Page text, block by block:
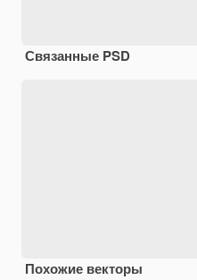
Связанные PSD
Похожие векторы